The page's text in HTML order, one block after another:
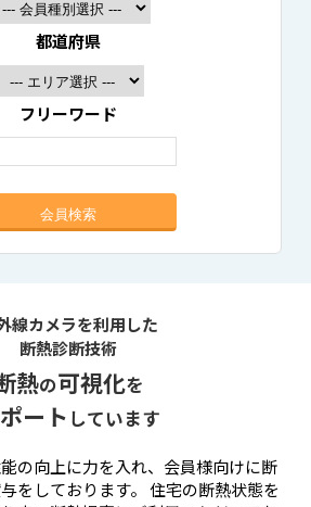
都道府県
フリーワード
線カメラを利用した
断熱診断技術
熱の可視化を
ート しています
の向上に力を入れ、会員様向けに断
をしております。 住宅の断熱状態を